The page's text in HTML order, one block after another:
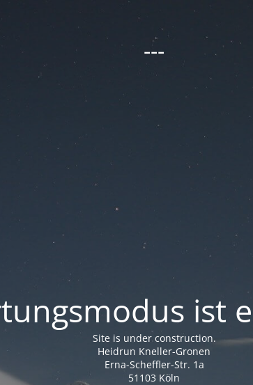
---
ist
Site is under construction.
Heidrun Kneller-Gronen
Erna-Scheffler-Str. 1a
51103 Köln